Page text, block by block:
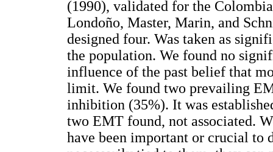
(1990), validated for the
Londoño, Master, Marin, and
designed four. Was taken as
the population. We found no
influence of the past belief that
limit. We found two prevailing
inhibition (35%). It was
two EMT found, not associated.
have been important or crucial to